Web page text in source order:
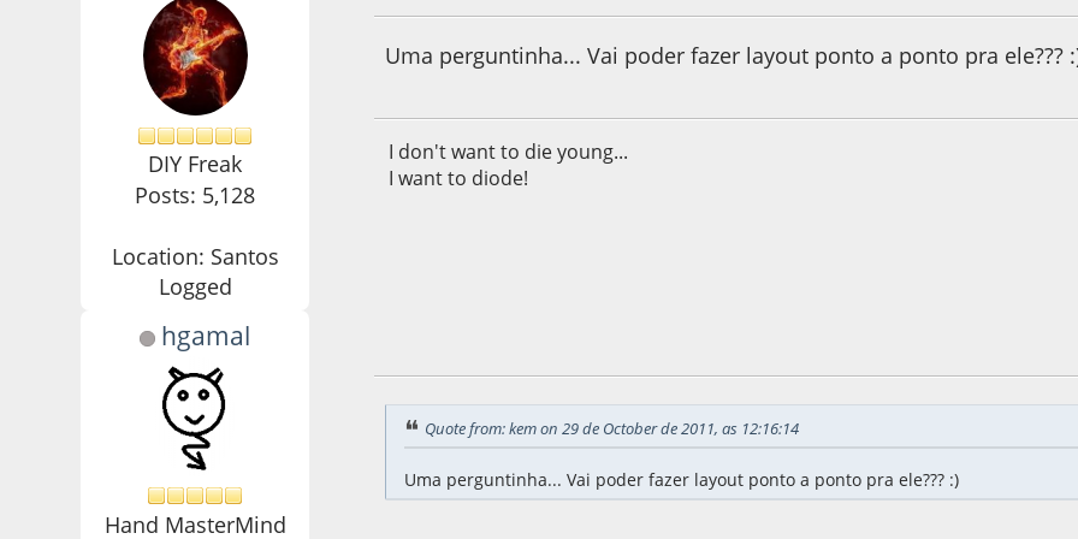
DIY Freak
Posts: 5,128
Location: Santos
Logged
Uma perguntinha... Vai poder fazer layout ponto a ponto pra ele???
I don't want to die young...
I want to diode!
hgamal
Hand MasterMind
Quote from: kem on 29 de October de 2011, as 12:16:14
Uma perguntinha... Vai poder fazer layout ponto a ponto pra ele??? :)